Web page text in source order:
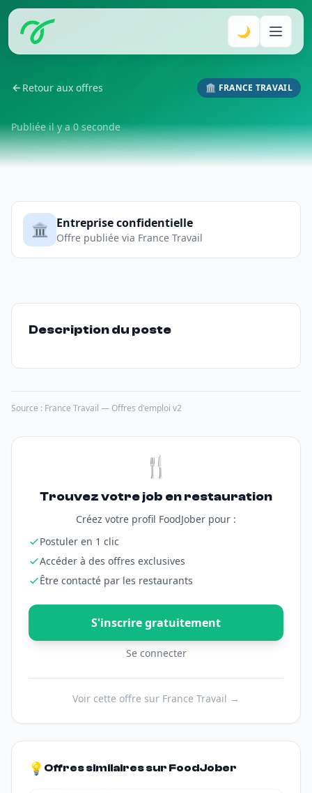
🌙
Retour aux offres 🏛️ FRANCE TRAVAIL
Publiée il y a 0 seconde
🏛️ Entreprise confidentielle
Offre publiée via France Travail
Description du poste
Source : France Travail — Offres d'emploi v2
🍴
Trouvez votre job en restauration
Créez votre profil FoodJober pour :
Postuler en 1 clic
Accéder à des offres exclusives
Être contacté par les restaurants
S'inscrire gratuitement
Se connecter
Voir cette offre sur France Travail →
💡 Offres similaires sur FoodJober